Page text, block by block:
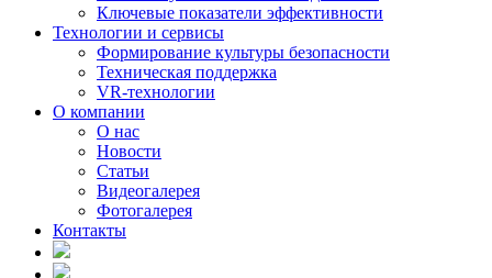
Ключевые показатели эффективности
Технологии и сервисы
Формирование культуры безопасности
Техническая поддержка
VR-технологии
О компании
О нас
Новости
Статьи
Видеогалерея
Фотогалерея
Контакты